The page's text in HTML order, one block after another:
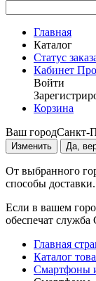
Главная
Каталог
Статус
Кабинет
Войти
Корзина
Ваш городСанкт-
Изменить Да,
От выбранного
способы доставки.
Если в вашем
обеспечат
Главная
Каталог
Смартфоны